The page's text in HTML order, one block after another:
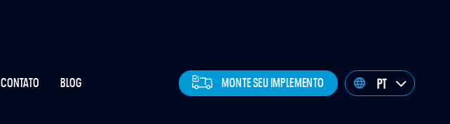
CONTATO BLOG MONTE SEU IMPLEMENTO